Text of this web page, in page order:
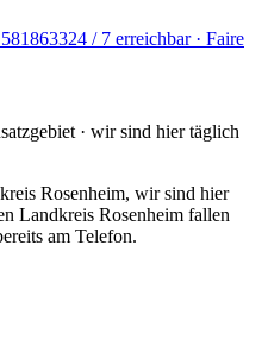
24 / 7 erreichbar · Faire
· wir sind hier täglich
Rosenheim, wir sind hier
Landkreis Rosenheim fallen
am Telefon.